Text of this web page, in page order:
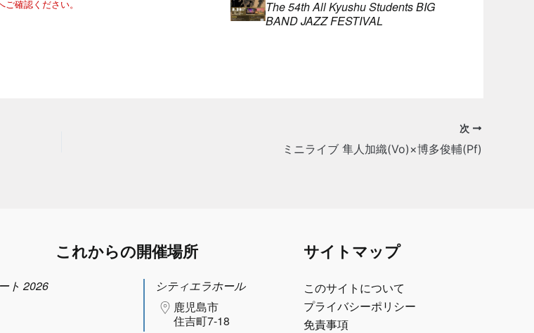
確認ください。
The 54th All Kyushu Students BIG
BAND JAZZ FESTIVAL
次
ミニライブ 隼人加織(Vo)×博多俊輔(Pf)
ト 2026
これからの開催場所
シティエラホール
鹿児島市
住吉町7-18
サイトマップ
このサイトについて
プライバシーポリシー
免責事項